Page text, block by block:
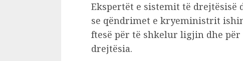
Ekspertët e sistemit të drejtësisë
se qëndrimet e kryeministrit
ftesë për të shkelur ligjin dhe
drejtësia.